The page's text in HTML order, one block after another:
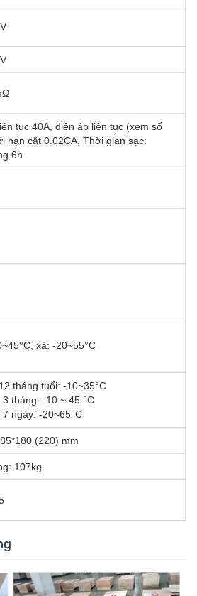
tục 40A, điện áp liên tục (xem số
hạn cắt 0.02CA, Thời gian sạc:
6h
xả: -20~55°C
tháng tuổi: -10~35°C
3 tháng: -10 ~ 45 °C
7 ngày: -20~65°C
(220) mm
107kg